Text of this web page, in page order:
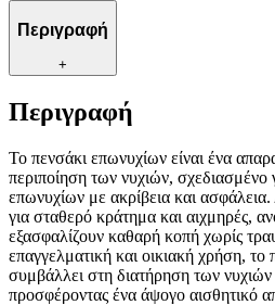
Περιγραφή
+
Περιγραφή
Το πενσάκι επωνυχίων είναι ένα
περιποίηση των νυχιών, σχεδιασμένο
επωνυχίων με ακρίβεια και
για σταθερό κράτημα και αιχμηρές,
εξασφαλίζουν καθαρή κοπή χωρίς
επαγγελματική και οικιακή χρήση, το
συμβάλλει στη διατήρηση των νυχιών
προσφέροντας ένα άψογο αισθητικό